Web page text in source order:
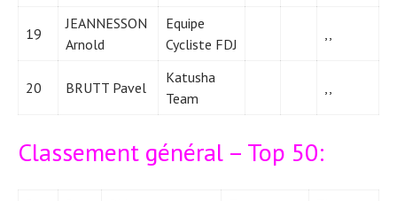
19
JEANNESSON
Arnold
Equipe
Cycliste FDJ
20 BRUTT Pavel
Katusha
Team
Classement général – Top 50: